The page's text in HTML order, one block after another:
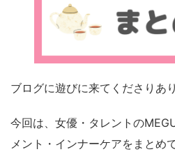
ブログに遊びに来てくださりあ
今回は、女優・タレントの
メント・インナーケアをまとめ